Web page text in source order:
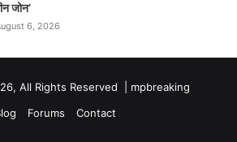
जोन’
6, 2026
All Rights Reserved | mpbreaking
Forums Contact